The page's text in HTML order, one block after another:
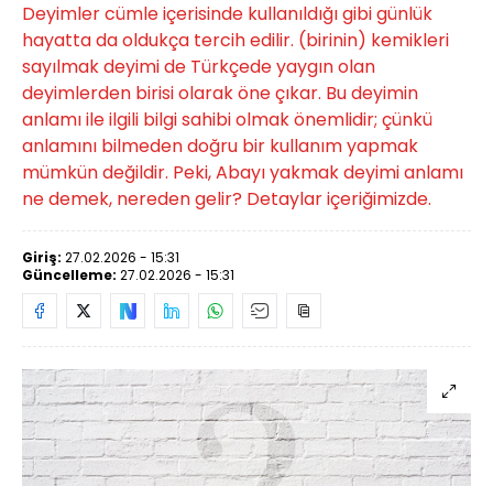
Deyimler cümle içerisinde kullanıldığı gibi günlük
hayatta da oldukça tercih edilir. (birinin) kemikleri
sayılmak deyimi de Türkçede yaygın olan
deyimlerden birisi olarak öne çıkar. Bu deyimin
anlamı ile ilgili bilgi sahibi olmak önemlidir; çünkü
anlamını bilmeden doğru bir kullanım yapmak
mümkün değildir. Peki, Abayı yakmak deyimi anlamı
ne demek, nereden gelir? Detaylar içeriğimizde.
Giriş: 27.02.2026 - 15:31
Güncelleme: 27.02.2026 - 15:31